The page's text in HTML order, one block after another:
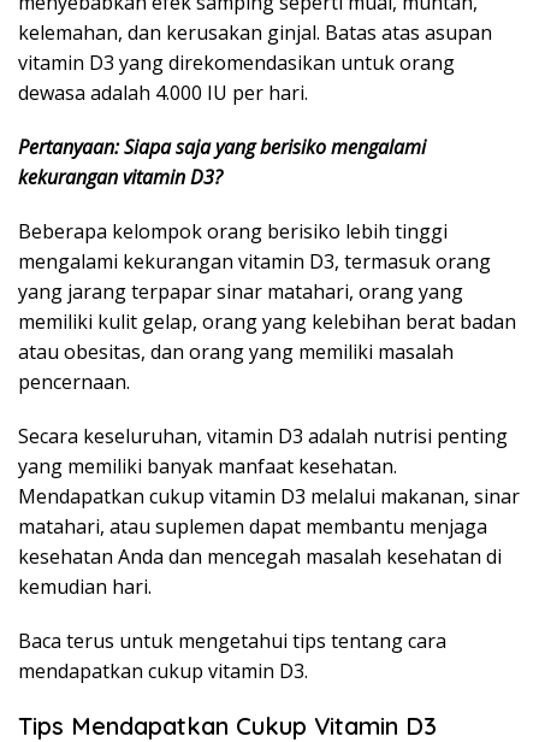
kelemahan, dan kerusakan ginjal. Batas atas asupan
vitamin D3 yang direkomendasikan untuk orang
dewasa adalah 4.000 IU per hari.
Pertanyaan: Siapa saja yang berisiko mengalami
kekurangan vitamin D3?
Beberapa kelompok orang berisiko lebih tinggi
mengalami kekurangan vitamin D3, termasuk orang
yang jarang terpapar sinar matahari, orang yang
memiliki kulit gelap, orang yang kelebihan berat badan
atau obesitas, dan orang yang memiliki masalah
pencernaan.
Secara keseluruhan, vitamin D3 adalah nutrisi penting
yang memiliki banyak manfaat kesehatan.
Mendapatkan cukup vitamin D3 melalui makanan, sinar
matahari, atau suplemen dapat membantu menjaga
kesehatan Anda dan mencegah masalah kesehatan di
kemudian hari.
Baca terus untuk mengetahui tips tentang cara
mendapatkan cukup vitamin D3.
Tips Mendapatkan Cukup Vitamin D3